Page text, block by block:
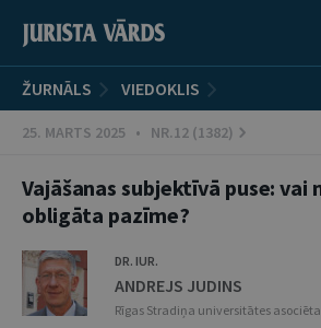
ŽURNĀLS VIEDOKLIS
25. MARTS 2025 • NR.12 (1382)
Vajāšanas subjektīvā puse: vai
obligāta pazīme?
DR. IUR.
ANDREJS JUDINS
Rīgas Stradiņa universitātes